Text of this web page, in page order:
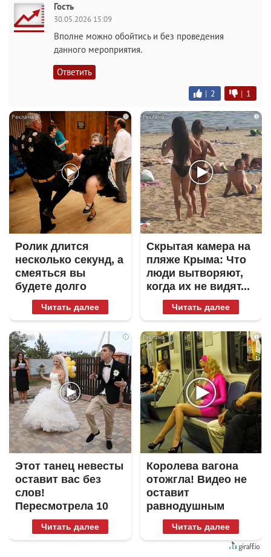
Гость
30.05.2026 15:09
Вполне можно обойтись и без проведения
данного мероприятия.
Ответить
| 2 | 1
i
Ролик длится
несколько секунд, а
смеяться вы
будете долго
Читать далее
i
Скрытая камера на
пляже Крыма: Что
люди вытворяют,
когда их не видят...
Читать далее
i
Этот танец невесты
оставит вас без
слов!
Пересмотрела 10
раз
Читать далее
i
Королева вагона
отожгла! Видео не
оставит
равнодушным
Читать далее